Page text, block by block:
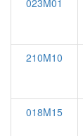
023M01
210M10
018M15